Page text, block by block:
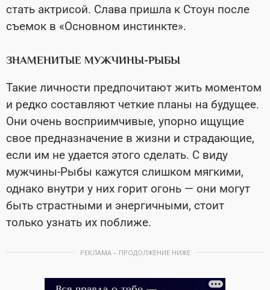
стать актрисой. Слава пришла к Стоун после
съемок в «Основном инстинкте».
ЗНАМЕНИТЫЕ МУЖЧИНЫ-РЫБЫ
Такие личности предпочитают жить моментом
и редко составляют четкие планы на будущее.
Они очень восприимчивые, упорно ищущие
свое предназначение в жизни и страдающие,
если им не удается этого сделать. С виду
мужчины-Рыбы кажутся слишком мягкими,
однако внутри у них горит огонь — они могут
быть страстными и энергичными, стоит
только узнать их поближе.
РЕКЛАМА – ПРОДОЛЖЕНИЕ НИЖЕ